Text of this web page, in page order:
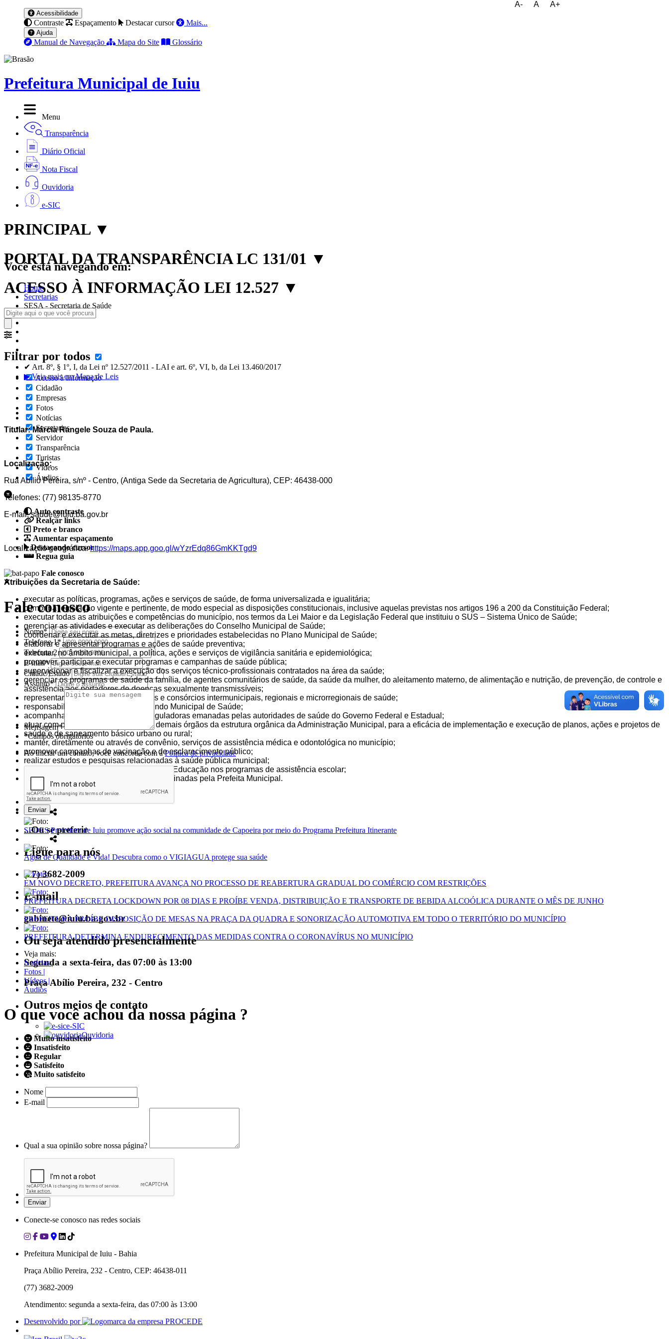
A- A A+
Acessibilidade
Contraste Espaçamento Destacar cursor Mais...
Ajuda
Manual de Navegação Mapa do Site Glossário
Prefeitura Municipal de Iuiu
Menu
Transparência
Diário Oficial
Nota Fiscal
Ouvidoria
e-SIC
PRINCIPAL ▼
PORTAL DA TRANSPARÊNCIA LC 131/01 ▼
ACESSO À INFORMAÇÃO LEI 12.527 ▼
Filtrar por todos
Acesso à Informação
Cidadão
Empresas
Fotos
Notícias
Secretarias
Servidor
Transparência
Turistas
Videos
Áudios
Auto contraste
Realçar links
Preto e branco
Aumentar espaçamento
Destacando cursor
Regua guia
Fale conosco
Fale conosco
Nome*
Telefone 1*
Telefone 2
E-mail*
Cidade/Estado
Assunto*
Mensagem*
*Campos obrigatórios
Ao iniciar um contato, você concorda com aPolítica de privacidade
...Ou se preferir
Ligue para nós
(77) 3682-2009
E-mail
gabinete@iuiu.ba.gov.br
Ou seja atendido presencialmente
Segunda a sexta-feira, das 07:00 às 13:00
Praça Abílio Pereira, 232 - Centro
Outros meios de contato
e-SIC
Ouvidoria
Você está navegando em:
Home
Secretarias
SESA - Secretaria de Saúde
✔ Art. 8º, § 1º, I, da Lei nº 12.527/2011 - LAI e art. 6º, VI, b, da Lei 13.460/2017
▶ Veja mais em Mapa de Leis
Titular: Márcia Rangele Souza de Paula.
Localização:
Rua Abílio Pereira, s/nº - Centro, (Antiga Sede da Secretaria de Agricultura), CEP: 46438-000
Telefones: (77) 98135-8770
E-mail: saude@iuiu.ba.gov.br
Localização geográfica:https://maps.app.goo.gl/wYzrEdq86GmKKTgd9
Atribuições da Secretaria de Saúde:
executar as políticas, programas, ações e serviços de saúde, de forma universalizada e igualitária;
cumprir a legislação vigente e pertinente, de modo especial as disposições constitucionais, inclusive aquelas previstas nos artigos 196 a 200 da Constituição Federal;
executar todas as atribuições e competências do município, nos termos da Lei Maior e da Legislação Federal que instituiu o SUS – Sistema Único de Saúde;
gerenciar as atividades e executar as deliberações do Conselho Municipal de Saúde;
coordenar e executar as metas, diretrizes e prioridades estabelecidas no Plano Municipal de Saúde;
elaborar e apresentar programas e ações de saúde preventiva;
executar, no âmbito municipal, a política, ações e serviços de vigilância sanitária e epidemiológica;
promover, participar e executar programas e campanhas de saúde pública;
supervisionar e fiscalizar a execução dos serviços técnico-profissionais contratados na área da saúde;
gerenciar os programas de saúde da família, de agentes comunitários de saúde, da saúde da mulher, do aleitamento materno, de alimentação e nutrição, de prevenção, de controle e
assistência aos portadores de doenças sexualmente transmissíveis;
representar o Município em conselhos e consórcios intermunicipais, regionais e microrregionais de saúde;
responsabilizar-se pela gestão do Fundo Municipal de Saúde;
acompanhar e executar as normas reguladoras emanadas pelas autoridades de saúde do Governo Federal e Estadual;
atuar com perfeita integração com os demais órgãos da estrutura orgânica da Administração Municipal, para a eficácia de implementação e execução de planos, ações e projetos de
saúde e de saneamento básico urbano ou rural;
manter, diretamente ou através de convênio, serviços de assistência médica e odontológica no município;
promover campanhas de vacinação e de esclarecimento público;
realizar estudos e pesquisas relacionadas à saúde pública municipal;
prestar orientação técnica à Secretaria de Educação nos programas de assistência escolar;
executar outras tarefas correlatas e determinadas pela Prefeita Municipal.
SEDES Prefeitura de Iuiu promove ação social na comunidade de Capoeira por meio do Programa Prefeitura Itinerante
Água de Qualidade é Vida! Descubra como o VIGIAGUA protege sua saúde
EM NOVO DECRETO, PREFEITURA AVANÇA NO PROCESSO DE REABERTURA GRADUAL DO COMÉRCIO COM RESTRIÇÕES
PREFEITURA DECRETA LOCKDOWN POR 08 DIAS E PROÍBE VENDA, DISTRIBUIÇÃO E TRANSPORTE DE BEBIDA ALCOÓLICA DURANTE O MÊS DE JUNHO
PREFEITURA PROÍBE DISPOSIÇÃO DE MESAS NA PRAÇA DA QUADRA E SONORIZAÇÃO AUTOMOTIVA EM TODO O TERRITÓRIO DO MUNICÍPIO
PREFEITURA DETERMINA ENDURECIMENTO DAS MEDIDAS CONTRA O CORONAVÍRUS NO MUNICÍPIO
Veja mais:
Notícias |
Fotos |
Vídeos |
Áudios
O que você achou da nossa página ?
Muito insatisfeito
Insatisfeito
Regular
Satisfeito
Muito satisfeito
Nome
E-mail
Qual a sua opinião sobre nossa página?
Conecte-se conosco nas redes sociais
Prefeitura Municipal de Iuiu - Bahia
Praça Abílio Pereira, 232 - Centro, CEP: 46438-011
(77) 3682-2009
Atendimento: segunda a sexta-feira, das 07:00 às 13:00
Desenvolvido por